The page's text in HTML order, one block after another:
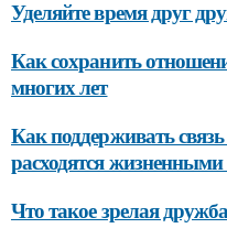
Уделяйте время друг
Как сохранить
многих лет
Как поддерживать
расходятся
Что такое зрелая